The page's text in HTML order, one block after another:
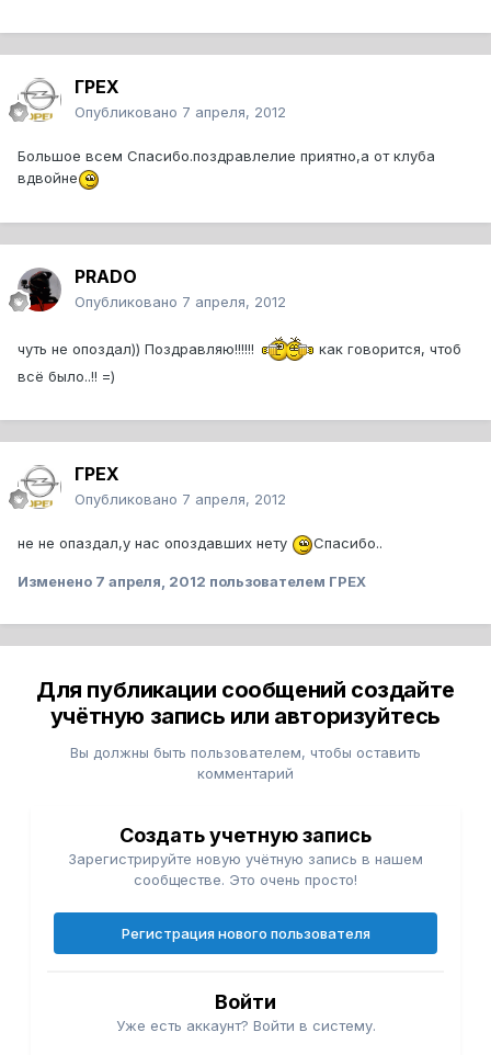
ГРЕХ
Опубликовано 7 апреля, 2012
Большое всем Спасибо.поздравлелие приятно,а от клуба
вдвойне
PRADO
Опубликовано 7 апреля, 2012
чуть не опоздал)) Поздравляю!!!!!!
как говорится, чтоб
всё было..!! =)
ГРЕХ
Опубликовано 7 апреля, 2012
не не опаздал,у нас опоздавших нету Спасибо..
Изменено 7 апреля, 2012 пользователем ГРЕХ
Для публикации сообщений создайте
учётную запись или авторизуйтесь
Вы должны быть пользователем, чтобы оставить
комментарий
Создать учетную запись
Зарегистрируйте новую учётную запись в нашем
сообществе. Это очень просто!
Регистрация нового пользователя
Войти
Уже есть аккаунт? Войти в систему.